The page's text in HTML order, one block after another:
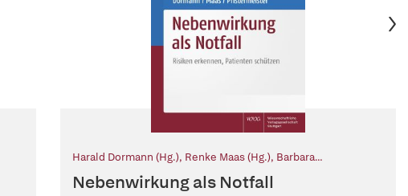
Harald Dormann (Hg.), Renke Maas (Hg.), Barbara
Nebenwirkung als Notfall